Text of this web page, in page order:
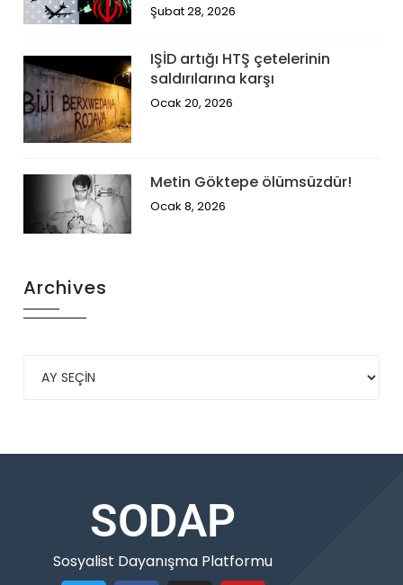
Şubat 28, 2026
IŞİD artığı HTŞ çetelerinin
saldırılarına karşı
Ocak 20, 2026
Metin Göktepe ölümsüzdür!
Ocak 8, 2026
Archives
SODAP
Sosyalist Dayanışma Platformu